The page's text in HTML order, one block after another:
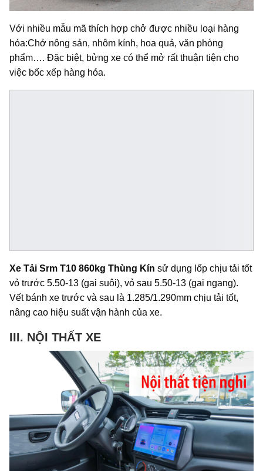
Với nhiều mẫu mã thích hợp chở được nhiều loại hàng
hóa:Chở nông sản, nhôm kính, hoa quả, văn phòng
phẩm…. Đặc biệt, bửng xe có thể mở rất thuận tiện cho
việc bốc xếp hàng hóa.
Xe Tải Srm T10 860kg Thùng Kín sử dụng lốp chịu tải tốt
vỏ trước 5.50-13 (gai suôi), vỏ sau 5.50-13 (gai ngang).
Vết bánh xe trước và sau là 1.285/1.290mm chịu tải tốt,
nâng cao hiệu suất vận hành của xe.
III. NỘI THẤT XE